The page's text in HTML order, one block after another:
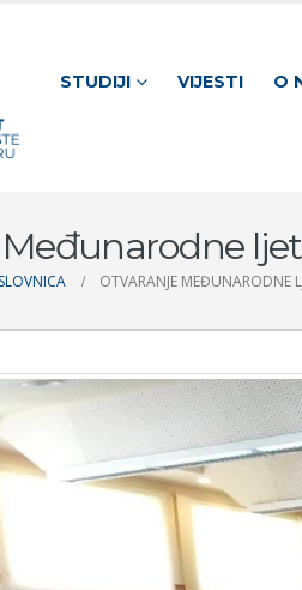
STUDIJI VIJESTI O
OTVARANJE MEĐUNARODNE